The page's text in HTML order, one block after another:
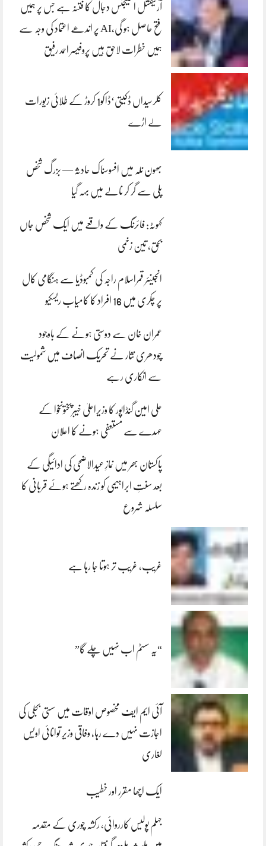
آرٹیفشل انٹلیجنس دجال کا فتنہ ہے جس پر ہمیں
فتح حاصل ہو گی،AI پر اندھے اعتماد کی وجہ سے
ہمیں خطرات لاحق ہیں پروفیسر احمد رفیق
کلرسیداں ڈکیتی‘ڈاکو1 کروڑ کے طلائی زیورات
لے اڑے
بھون نلہ میں افسوسناک حادثہ — بزرگ شخص
پلی سے گر کر نالے میں بہہ گیا
کہوٹہ: فائرنگ کے واقعے میں ایک شخص جاں
بحق، تین زخمی
انجینئر قمراسلام راجہ کی کمبوڈیا سے ہنگامی کال
پر چکری میں 16 افراد کا کامیاب ریسکیو
عمران خان سے دوستی ہونے کے باوجود
چودھری نثار نے تحریک انصاف میں شمولیت
سے انکاری رہے
علی امین گنڈاپور کا وزیراعلیٰ خیبرپختونخوا کے
عہدے سے مستعفی ہونے کا اعلان
پاکستان بھر میں نمازِ عیدالاضحی کی ادائیگی کے
بعد سنتِ ابراہیمی کو زندہ رکھتے ہوئے قربانی کا
سلسلہ شروع
غریب، غریب تر ہوتا جا رہا ہے
“یہ سسٹم اب نہیں چلے گا”
آئی ایم ایف مخصوص اوقات میں سستی بجلی کی
اجازت نہیں دے رہا، وفاقی وزیر توانائی اویس
لغاری
ایک اچھا مقرر اور خطیب
جہلم پولیس کارروائی، رکشہ چوری کے مقدمہ